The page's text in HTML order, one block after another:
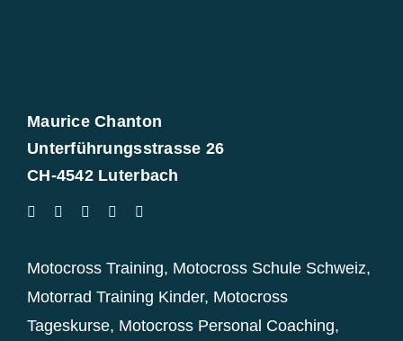
Maurice Chanton
Unterführungsstrasse 26
CH-4542 Luterbach
Motocross Training, Motocross Schule Schweiz,
Motorrad Training Kinder, Motocross
Tageskurse, Motocross Personal Coaching,